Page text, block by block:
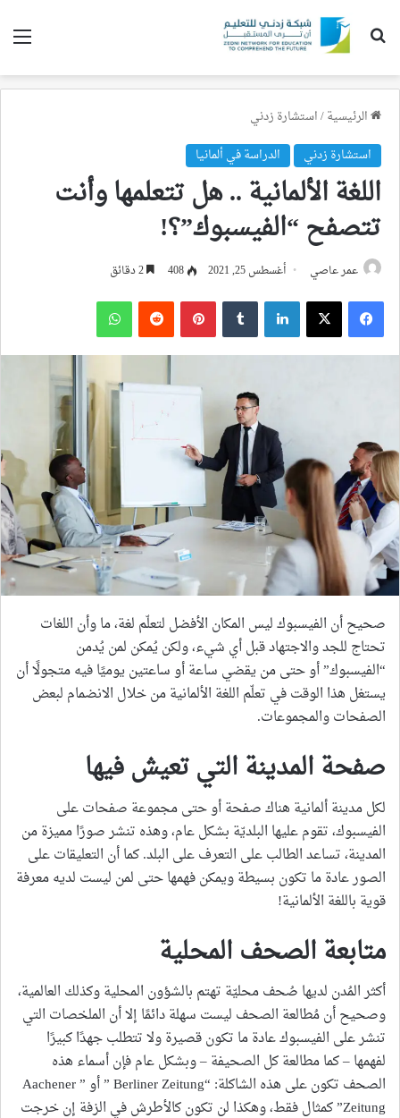
بحث عن
الرئيسية/استشارة زدني
استشارة زدني
الدراسة في ألمانيا
اللغة الألمانية .. هل تتعلمها وأنت
تتصفح “الفيسبوك”؟!
عمر عاصي أغسطس 25, 2021 408
فيسبوك ‫X لينكدإن بينتيريست واتساب
صحيح أن الفيسبوك ليس المكان الأفضل لتعلّم لغة، ما وأن اللغات
تحتاج للجد والاجتهاد قبل أي شيء، ولكن يُمكن لمن يُدمن
“الفيسبوك” أو حتى من يقضي ساعة أو ساعتين يوميًا فيه متجولًا أن
يستغل هذا الوقت في تعلّم اللغة الألمانية من خلال الانضمام لبعض
الصفحات والمجموعات.
صفحة المدينة التي تعيش فيها
لكل مدينة ألمانية هناك صفحة أو حتى مجموعة صفحات على
الفيسبوك، تقوم عليها البلديّة بشكل عام، وهذه تنشر صورًا مميزة من
المدينة، تساعد الطالب على التعرف على البلد. كما أن التعليقات على
الصور عادة ما تكون بسيطة ويمكن فهمها حتى لمن ليست لديه معرفة
قوية باللغة الألمانية!
متابعة الصحف المحلية
أكثر المُدن لديها صُحف محليّة تهتم بالشؤون المحلية وكذلك العالمية،
وصحيح أن مُطالعة الصحف ليست سهلة دائمًا إلا أن الملخصات التي
تنشر على الفيسبوك عادة ما تكون قصيرة ولا تتطلب جهدًا كبيرًا
لفهمها – كما مطالعة كل الصحيفة – وبشكل عام فإن أسماء هذه
الصحف تكون على هذه الشاكلة: “Berliner Zeitung ” أو ” Aachener
Zeitung” كمثال فقط، وهكذا لن تكون كالأطرش في الزفة إن خرجت